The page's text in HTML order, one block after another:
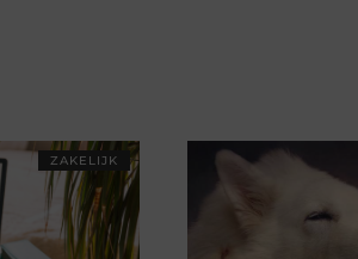
ZAKELIJK